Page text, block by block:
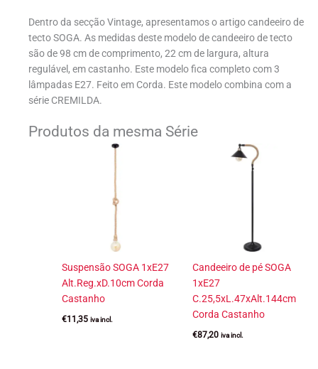
Dentro da secção Vintage, apresentamos o artigo candeeiro de
tecto SOGA. As medidas deste modelo de candeeiro de tecto
são de 98 cm de comprimento, 22 cm de largura, altura
regulável, em castanho. Este modelo fica completo com 3
lâmpadas E27. Feito em Corda. Este modelo combina com a
série CREMILDA.
Produtos da mesma Série
Suspensão SOGA 1xE27
Alt.Reg.xD.10cm Corda
Castanho
€11,35 iva incl.
Candeeiro de pé SOGA
1xE27
C.25,5xL.47xAlt.144cm
Corda Castanho
€87,20 iva incl.